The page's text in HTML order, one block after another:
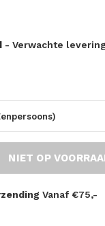
- Verwachte
NIET OP
Vanaf €75,-